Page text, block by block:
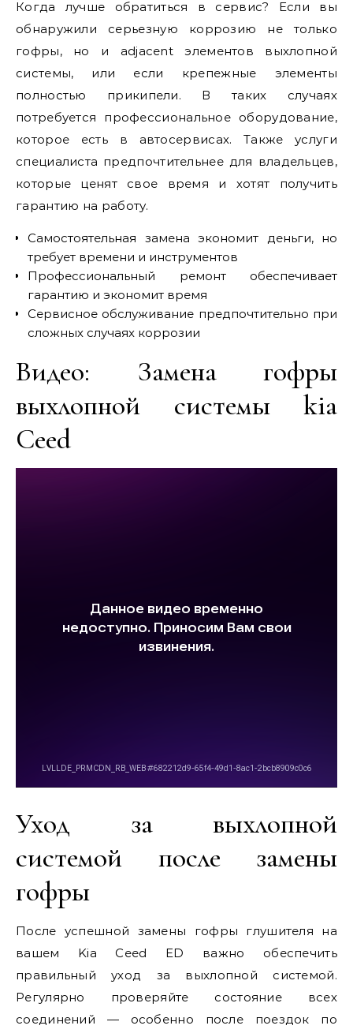
Когда лучше обратиться в сервис? Если вы
обнаружили серьезную коррозию не только
гофры, но и adjacent элементов выхлопной
системы, или если крепежные элементы
полностью прикипели. В таких случаях
потребуется профессиональное оборудование,
которое есть в автосервисах. Также услуги
специалиста предпочтительнее для владельцев,
которые ценят свое время и хотят получить
гарантию на работу.
Самостоятельная замена экономит деньги, но
требует времени и инструментов
Профессиональный ремонт обеспечивает
гарантию и экономит время
Сервисное обслуживание предпочтительно при
сложных случаях коррозии
Видео: Замена гофры
выхлопной системы kia
Ceed
Уход за выхлопной
системой после замены
гофры
После успешной замены гофры глушителя на
вашем Kia Ceed ED важно обеспечить
правильный уход за выхлопной системой.
Регулярно проверяйте состояние всех
соединений — особенно после поездок по